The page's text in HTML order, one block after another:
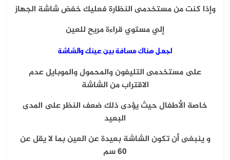
وإذا كنت من مستخدمى النظارة فعليك خفض شاشة الجهاز
إلي مستوي قراءة مريح للعين
اجعل هناك مسافة بين عينك والشاشة
على مستخدمى التليفون والمحمول والموبايل عدم
الاقتراب من الشاشة
خاصة الأطفال حيث يؤدى ذلك ضعف النظر على المدى
البعيد
و ينبغى أن تكون الشاشة بعيدة عن العين بما لا يقل عن
60 سم